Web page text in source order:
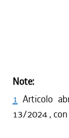
Note:
1 Articolo
13/2024 ,